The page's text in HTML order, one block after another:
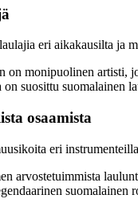
eri aikakausilta ja
on monipuolinen artisti,
suosittu suomalainen
osaamista
eri
arvostetuimmista